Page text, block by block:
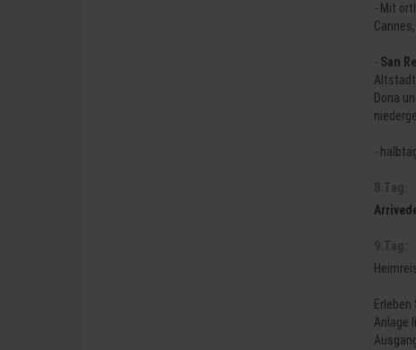
- Mit
- San
Doria
-
8 .Tag:
9 .Tag:
Anlage